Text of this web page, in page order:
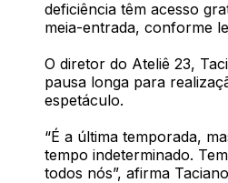
deficiência têm acesso
meia-entrada, conforme
O diretor do Ateliê 23,
pausa longa para
espetáculo.
“É a última temporada,
tempo indeterminado.
todos nós”, afirma